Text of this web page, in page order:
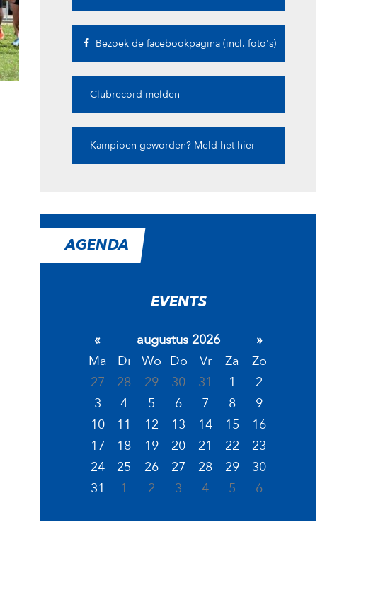
Bezoek de facebookpagina (incl. foto's)
Clubrecord melden
Kampioen geworden? Meld het hier
AGENDA
EVENTS
« augustus 2026
»
Ma
Di Wo Do Vr Za
Zo
27
28 29 30 31 1
2
3
4 5 6 7 8
9
10
11 12 13 14 15
16
17
18 19 20 21 22
23
24
25 26 27 28 29
30
31
1 2 3 4 5 6